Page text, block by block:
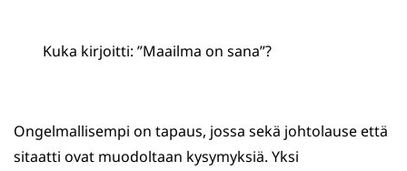
Kuka kirjoitti: ”Maailma on sana”?
Ongelmallisempi on tapaus, jossa sekä johtolause että
sitaatti ovat muodoltaan kysymyksiä. Yksi